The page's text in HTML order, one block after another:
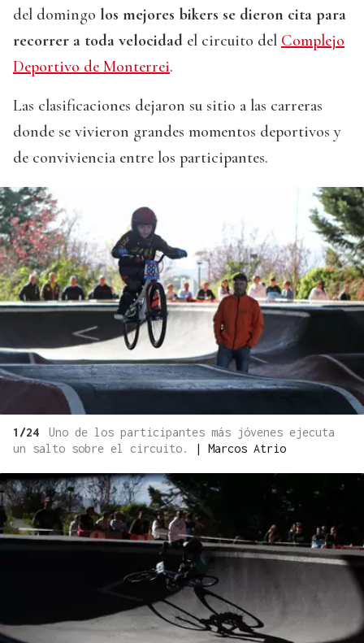
del domingo los mejores bikers se dieron cita para
recorrer a toda velocidad el circuito del Complejo
Deportivo de Monterrei.
Las clasificaciones dejaron su sitio a las carreras
donde se vivieron grandes momentos deportivos y
de conviviencia entre los participantes.
1/24
Uno de los participantes más jóvenes ejecuta
un salto sobre el circuito.
| Marcos Atrio